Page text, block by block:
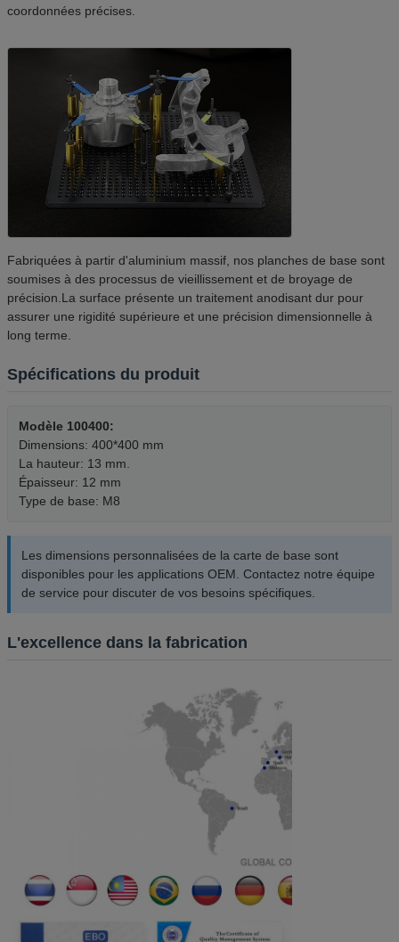
coordonnées précises.
Fabriquées à partir d'aluminium massif, nos planches de base sont
soumises à des processus de vieillissement et de broyage de
précision.La surface présente un traitement anodisant dur pour
assurer une rigidité supérieure et une précision dimensionnelle à
long terme.
Spécifications du produit
Modèle 100400:
Dimensions: 400*400 mm
La hauteur: 13 mm.
Épaisseur: 12 mm
Type de base: M8
Les dimensions personnalisées de la carte de base sont
disponibles pour les applications OEM. Contactez notre équipe
de service pour discuter de vos besoins spécifiques.
L'excellence dans la fabrication